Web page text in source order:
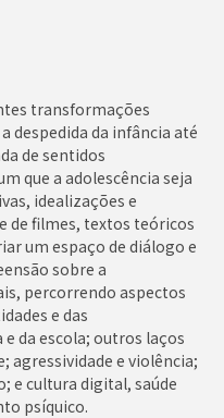
transformações
despedida da infância até
de sentidos
que a adolescência seja
idealizações e
de filmes, textos teóricos
um espaço de diálogo e
sobre a
percorrendo aspectos
e das
da escola; outros laços
agressividade e violência;
e cultura digital, saúde
psíquico.